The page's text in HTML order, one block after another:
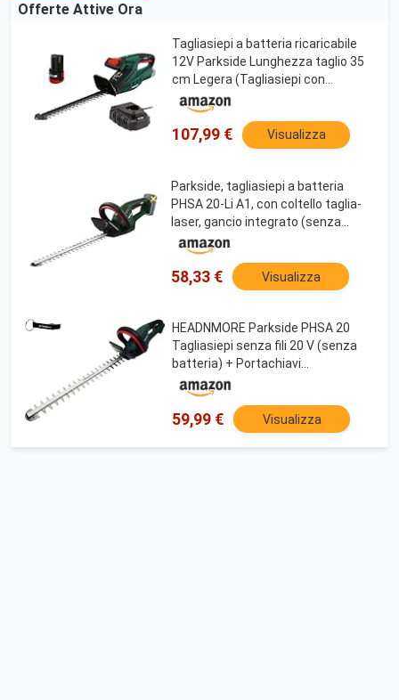
Offerte Attive Ora
Tagliasiepi a batteria ricaricabile
12V Parkside Lunghezza taglio 35
cm Legera (Tagliasiepi con
caricatore e batteria)
107,99 € Visualizza
Parkside, tagliasiepi a batteria
PHSA 20-Li A1, con coltello taglia-
laser, gancio integrato (senza
batteria/caricatore)
58,33 € Visualizza
HEADNMORE Parkside PHSA 20
Tagliasiepi senza fili 20 V (senza
batteria) + Portachiavi
HEADNMORE, verde
59,99 € Visualizza